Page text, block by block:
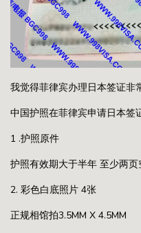
我觉得菲律宾办理日本签证非
中国护照在菲律宾申请日本签
1 .护照原件
护照有效期大于半年 至少两页
2. 彩色白底照片 4张
正规相馆拍3.5MM X 4.5MM